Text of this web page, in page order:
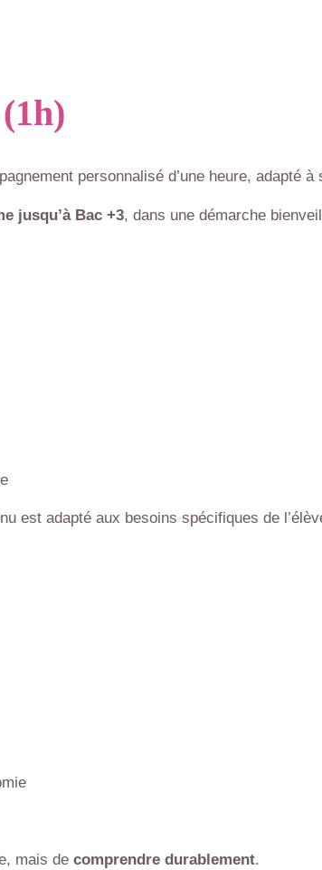
personnalisé d’une heure, adapté
jusqu’à Bac +3, dans une démarche
est adapté aux besoins spécifiques de
mais de comprendre durablement.